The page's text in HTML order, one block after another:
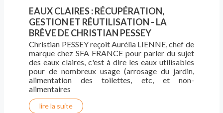
EAUX CLAIRES : RÉCUPÉRATION,
GESTION ET RÉUTILISATION - LA
BRÈVE DE CHRISTIAN PESSEY
Christian PESSEY reçoit Aurélia LIENNE, chef de
marque chez SFA FRANCE pour parler du sujet
des eaux claires, c'est à dire les eaux utilisables
pour de nombreux usage (arrosage du jardin,
alimentation des toilettes, etc, et non-
alimentaires
lire la suite